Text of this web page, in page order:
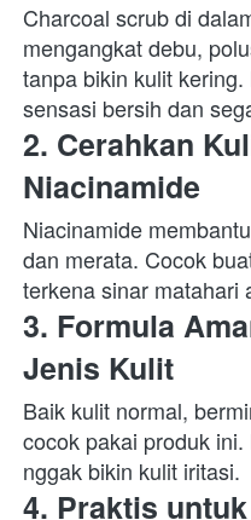
Charcoal scrub di
mengangkat debu,
tanpa bikin kulit
sensasi bersih dan
2. Cerahkan
Niacinamide
Niacinamide
dan merata. Cocok
terkena sinar matahari
3. Formula
Jenis Kulit
Baik kulit normal,
cocok pakai produk
nggak bikin kulit iritasi.
4. Praktis